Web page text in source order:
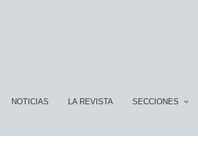
NOTICIAS LA REVISTA SECCIONES